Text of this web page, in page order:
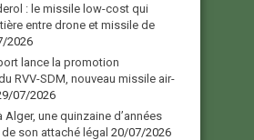
: le missile low-cost qui
entre drone et missile de
2026
lance la promotion
RVV-SDM, nouveau missile air-
07/2026
Alger, une quinzaine d’années
son attaché légal 20/07/2026